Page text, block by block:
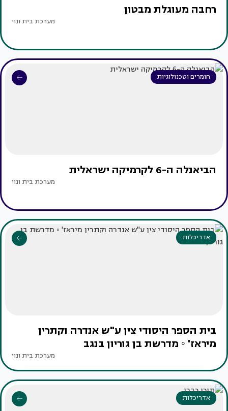
רחבה מעוגלת מבטון
מערכת בית ונוי
חומרים וטכנולוגיות
הביאנלה ה-6 לקרמיקה ישראלית
מערכת בית ונוי
אדריכלות
בית הספר היסודי צין ע"ש אנדרה וקתרין
מיראז' ◦ מדרשת בן גוריון בנגב
מערכת בית ונוי
אדריכלות